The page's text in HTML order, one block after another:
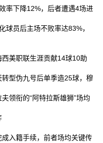
率下降12%，后者遭遇4场进
球员后主场不败率达83%，
美职联生涯贡献14球10助
型伪九号后单季造25球，穆
领衔的“阿特拉斯雄狮”场均
入籍手续，前者场均关键传